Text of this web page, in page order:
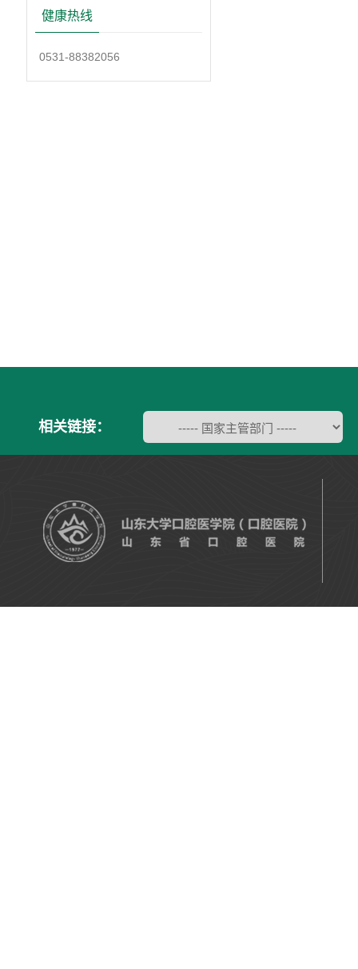
健康热线
0531-88382056
相关链接：